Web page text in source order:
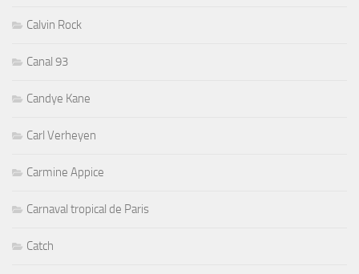
Calvin Rock
Canal 93
Candye Kane
Carl Verheyen
Carmine Appice
Carnaval tropical de Paris
Catch